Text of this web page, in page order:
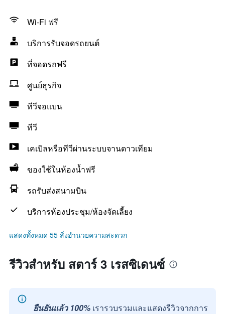
Wi-Fi ฟรี
บริการรับจอดรถยนต์
ที่จอดรถฟรี
ศูนย์ธุรกิจ
ทีวีจอแบน
ทีวี
เคเบิลหรือทีวีผ่านระบบจานดาวเทียม
ของใช้ในห้องน้ำฟรี
รถรับส่งสนามบิน
บริการห้องประชุม/ห้องจัดเลี้ยง
แสดงทั้งหมด 55 สิ่งอำนวยความสะดวก
รีวิวสำหรับ สตาร์ 3 เรสซิเดนซ์
ยืนยันแล้ว 100% เรารวบรวมและแสดงรีวิวจากการ